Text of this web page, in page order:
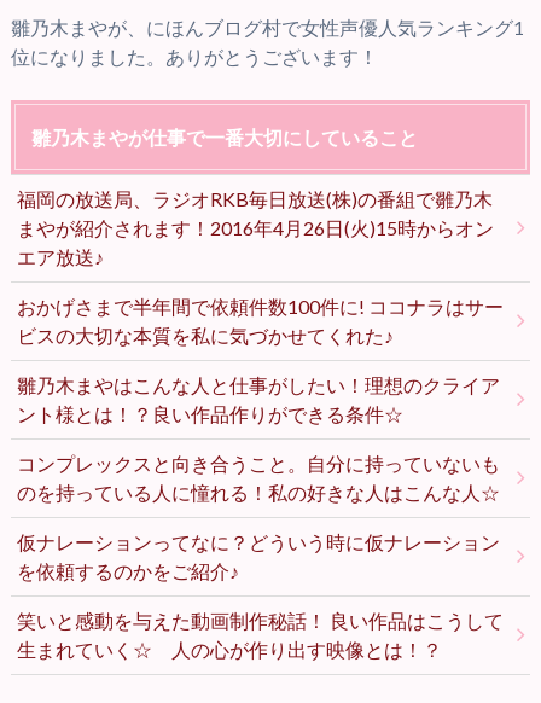
雛乃木まやが、にほんブログ村で女性声優人気ランキング1
位になりました。ありがとうございます！
雛乃木まやが仕事で一番大切にしていること
福岡の放送局、ラジオRKB毎日放送(株)の番組で雛乃木
まやが紹介されます！2016年4月26日(火)15時からオン
エア放送♪
おかげさまで半年間で依頼件数100件に! ココナラはサー
ビスの大切な本質を私に気づかせてくれた♪
雛乃木まやはこんな人と仕事がしたい！理想のクライア
ント様とは！？良い作品作りができる条件☆
コンプレックスと向き合うこと。自分に持っていないも
のを持っている人に憧れる！私の好きな人はこんな人☆
仮ナレーションってなに？どういう時に仮ナレーション
を依頼するのかをご紹介♪
笑いと感動を与えた動画制作秘話！ 良い作品はこうして
生まれていく☆ 人の心が作り出す映像とは！？